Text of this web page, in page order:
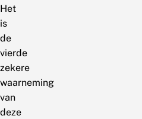
Het
is
de
vierde
zekere
waarneming
van
deze